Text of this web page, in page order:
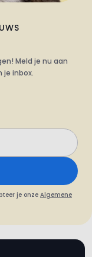
Meld je nu aan
inbox.
je onze
Algemene